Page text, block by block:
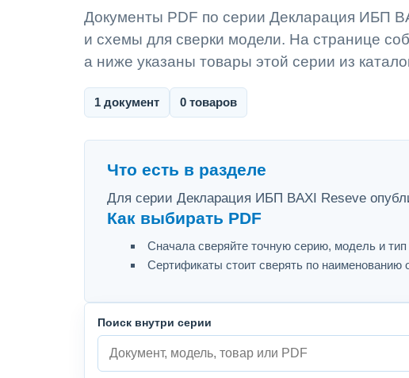
Документы PDF по серии Декларация ИБП
и схемы для сверки модели. На странице
а ниже указаны товары этой серии из
1 документ 0 товаров
Что есть в разделе
Для серии Декларация ИБП BAXI Reseve
Как выбирать PDF
Сначала сверяйте точную серию, модель и
Сертификаты стоит сверять по наименованию
Поиск внутри серии